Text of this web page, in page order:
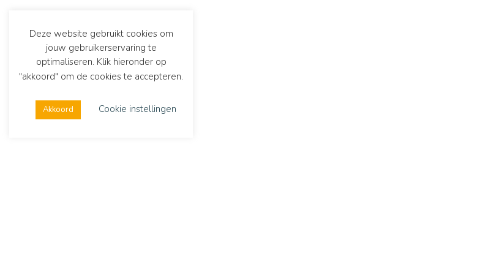
Deze website gebruikt cookies om
jouw gebruikerservaring te
optimaliseren. Klik hieronder op
"akkoord" om de cookies te accepteren.
Akkoord Cookie instellingen